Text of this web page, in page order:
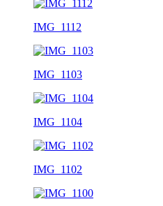
IMG_1112
IMG_1103
IMG_1104
IMG_1102